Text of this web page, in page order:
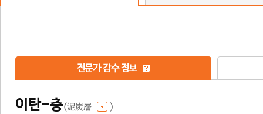
전문가 감수 정보
이탄-층(泥炭層 )